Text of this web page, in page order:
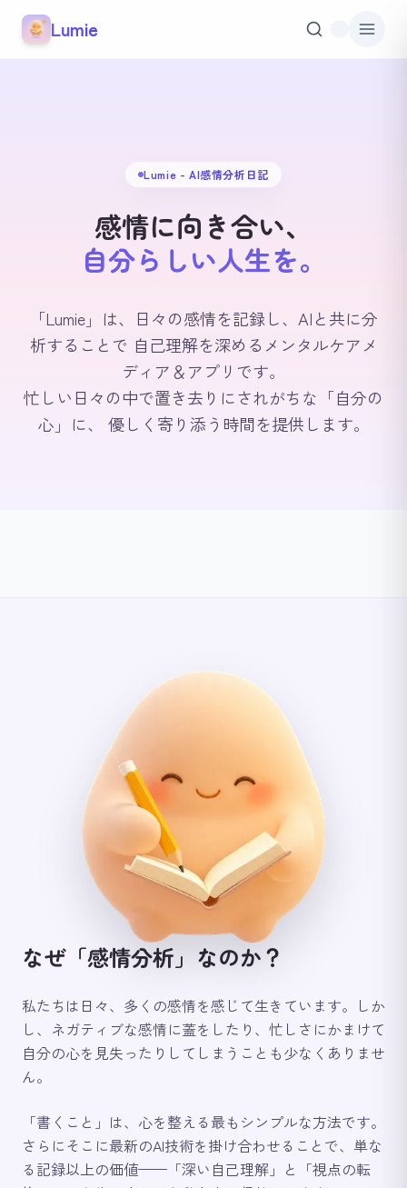
本文へスキップ
Lumie
Lumie - AI感情分析日記
感情に向き合い、
自分らしい人生を。
「Lumie」は、日々の感情を記録し、AIと共に分
析することで 自己理解を深めるメンタルケアメ
ディア＆アプリです。
忙しい日々の中で置き去りにされがちな「自分の
心」に、 優しく寄り添う時間を提供します。
なぜ「感情分析」なのか？
私たちは日々、多くの感情を感じて生きています。しか
し、ネガティブな感情に蓋をしたり、忙しさにかまけて
自分の心を見失ったりしてしまうことも少なくありませ
ん。
「書くこと」は、心を整える最もシンプルな方法です。
さらにそこに最新のAI技術を掛け合わせることで、単な
る記録以上の価値——「深い自己理解」と「視点の転